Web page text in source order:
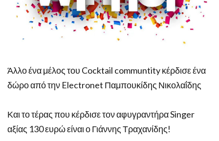
Άλλο ένα μέλος του Cocktail communtity κέρδισε ένα
δώρο από την Electronet Παμπουκίδης Νικολαΐδης
Και το τέρας που κέρδισε τον αφυγραντήρα Singer
αξίας 130 ευρώ είναι ο Γιάννης Τραχανίδης!